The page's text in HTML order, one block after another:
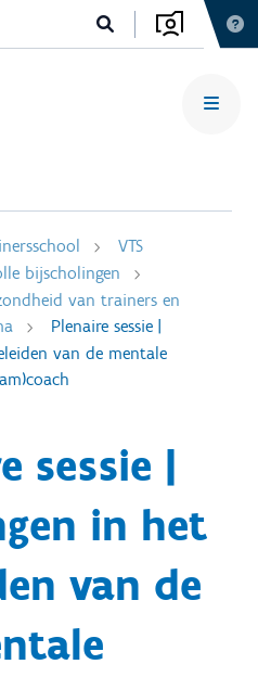
VTS
bijscholingen
van trainers en
Plenaire sessie |
van de mentale
sessie |
in het
van de